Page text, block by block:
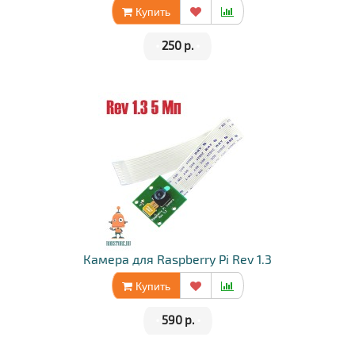
Купить
250 р.
Камера для Raspberry Pi Rev 1.3
Купить
590 р.